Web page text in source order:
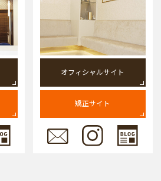
オフィシャルサイト
矯正サイト